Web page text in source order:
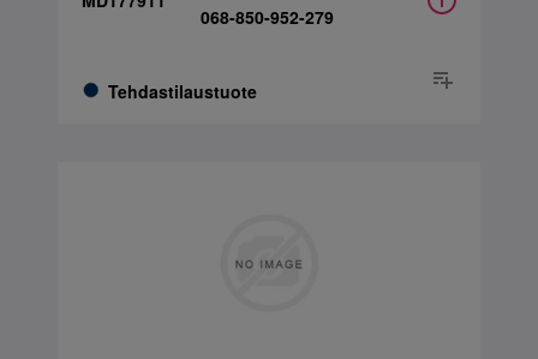
Tehdastilaustuote
068-850-952-279